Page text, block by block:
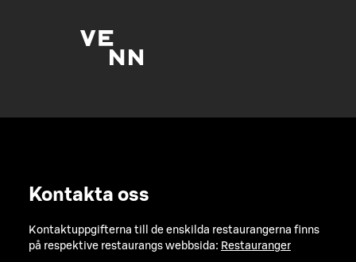
Kontakta oss
Kontaktuppgifterna till de enskilda restaurangerna finns
på respektive restaurangs webbsida: Restauranger